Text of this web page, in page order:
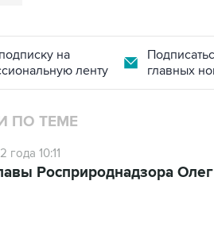
на
ленту
главных
ПО ТЕМЕ
года 10:11
Росприроднадзора